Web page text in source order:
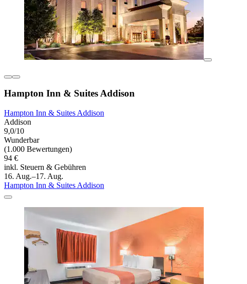
Hampton Inn & Suites Addison
Hampton Inn & Suites Addison
Addison
9,0/10
Wunderbar
(1.000 Bewertungen)
94 €
inkl. Steuern & Gebühren
16. Aug.–17. Aug.
Hampton Inn & Suites Addison